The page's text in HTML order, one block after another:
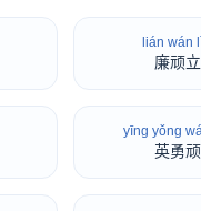
lián wán
廉顽
yīng yǒng
英勇